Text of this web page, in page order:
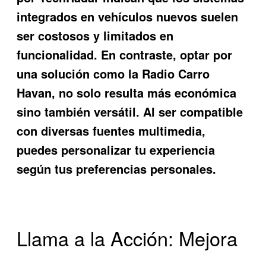
integrados en vehículos nuevos suelen
ser costosos y limitados en
funcionalidad. En contraste, optar por
una solución como la Radio Carro
Havan, no solo resulta más económica
sino también versátil. Al ser compatible
con diversas fuentes multimedia,
puedes personalizar tu experiencia
según tus preferencias personales.
Llama a la Acción: Mejora